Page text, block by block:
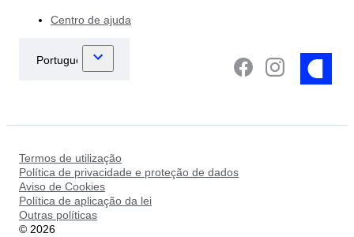
Centro de ajuda
Termos de utilização
Política de privacidade e proteção de dados
Aviso de Cookies
Política de aplicação da lei
Outras políticas
© 2026